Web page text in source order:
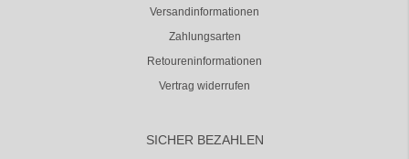
Versandinformationen
Zahlungsarten
Retoureninformationen
Vertrag widerrufen
SICHER BEZAHLEN